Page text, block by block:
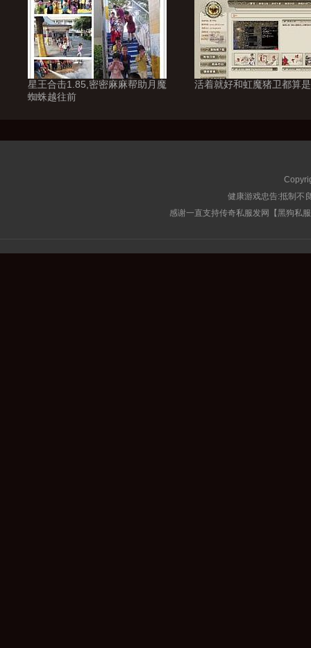
星王合击1.85,密密麻麻帮助月魔
蜘蛛越往前
活着就好和虹魔猪卫都算
健康游戏忠告:抵制不
感谢一直支持传奇私服发网【黑狗私